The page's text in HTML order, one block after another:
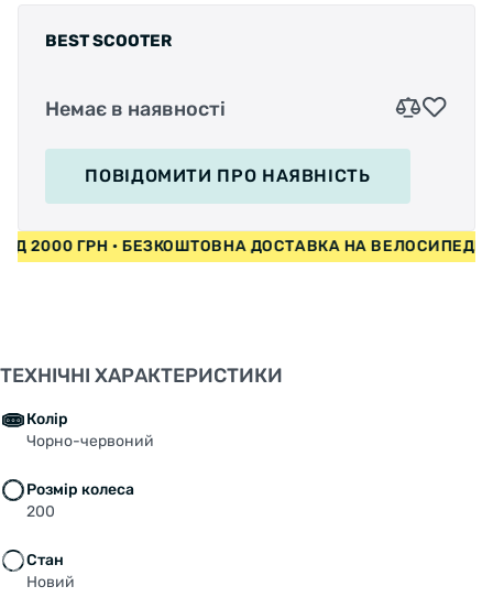
BEST SCOOTER
Немає в наявності
ПОВІДОМИТИ ПРО НАЯВНІСТЬ
2000 ГРН • БЕЗКОШТОВНА ДОСТАВКА НА
ТЕХНІЧНІ ХАРАКТЕРИСТИКИ
Колір
Чорно-червоний
Розмір колеса
200
Стан
Новий